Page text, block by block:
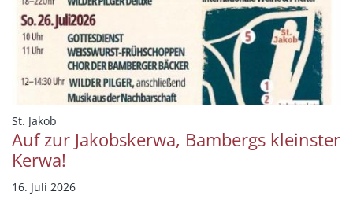
St. Jakob
Auf zur Jakobskerwa, Bambergs kleinster
Kerwa!
16. Juli 2026